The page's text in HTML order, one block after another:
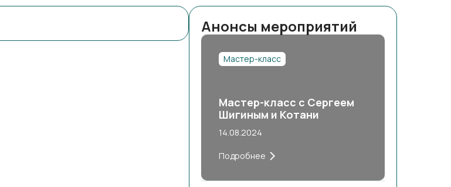
Анонсы мероприятий
Мастер-класс
Мастер-класс с Сергеем
Шигиным и Котани
14.08.2024
Подробнее